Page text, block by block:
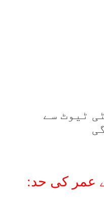
ٹیوٹ سے
عمر کی حد: